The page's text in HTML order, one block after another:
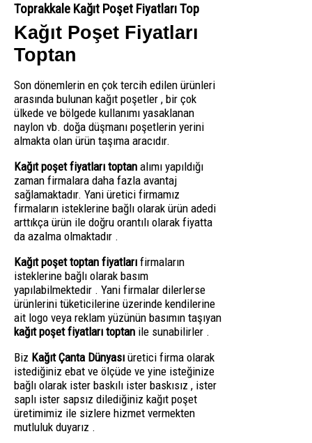
Toprakkale Kağıt Poşet Fiyatları Top
Kağıt Poşet Fiyatları
Toptan
Son dönemlerin en çok tercih edilen ürünleri
arasında bulunan kağıt poşetler , bir çok
ülkede ve bölgede kullanımı yasaklanan
naylon vb. doğa düşmanı poşetlerin yerini
almakta olan ürün taşıma aracıdır.
Kağıt poşet fiyatları toptan alımı yapıldığı
zaman firmalara daha fazla avantaj
sağlamaktadır. Yani üretici firmamız
firmaların isteklerine bağlı olarak ürün adedi
arttıkça ürün ile doğru orantılı olarak fiyatta
da azalma olmaktadır .
Kağıt poşet toptan fiyatları firmaların
isteklerine bağlı olarak basım
yapılabilmektedir . Yani firmalar dilerlerse
ürünlerini tüketicilerine üzerinde kendilerine
ait logo veya reklam yüzünün basımın taşıyan
kağıt poşet fiyatları toptan ile sunabilirler .
Biz Kağıt Çanta Dünyası üretici firma olarak
istediğiniz ebat ve ölçüde ve yine isteğinize
bağlı olarak ister baskılı ister baskısız , ister
saplı ister sapsız dilediğiniz kağıt poşet
üretimimiz ile sizlere hizmet vermekten
mutluluk duyarız .